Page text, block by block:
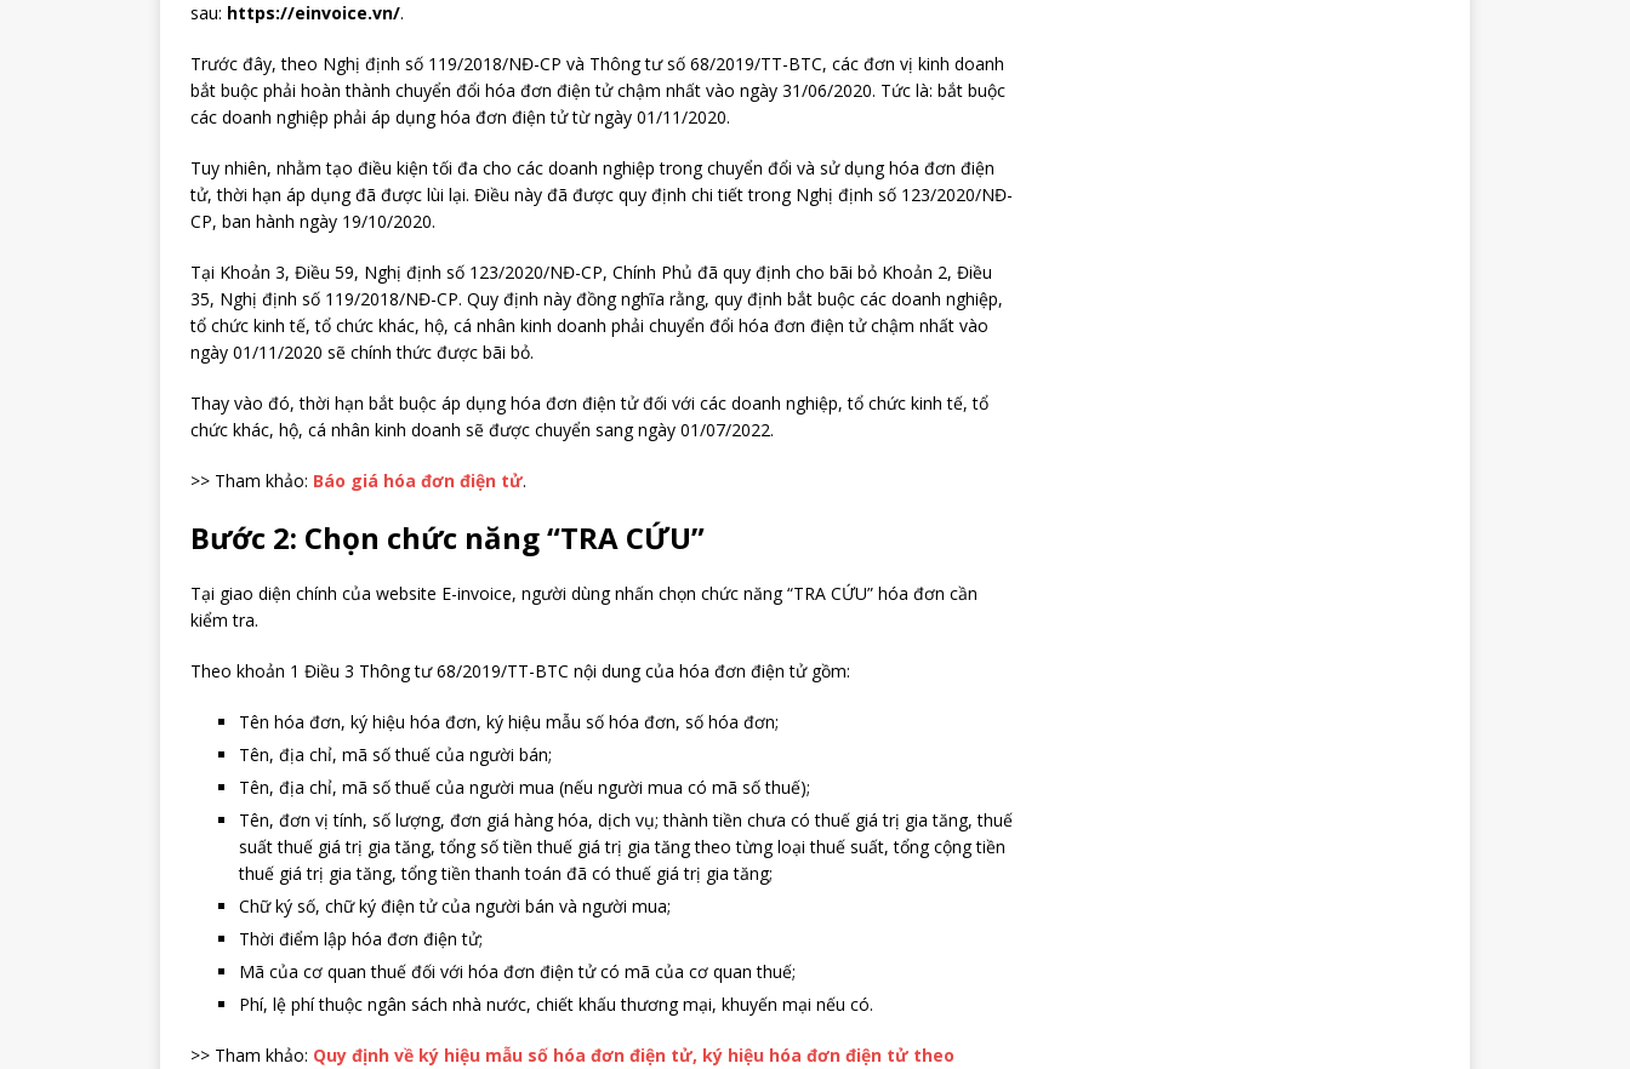
sau: https://einvoice.vn/.
Trước đây, theo Nghị định số 119/2018/NĐ-CP và Thông tư số 68/2019/TT-BTC, các đơn vị kinh doanh
bắt buộc phải hoàn thành chuyển đổi hóa đơn điện tử chậm nhất vào ngày 31/06/2020. Tức là: bắt buộc
các doanh nghiệp phải áp dụng hóa đơn điện tử từ ngày 01/11/2020.
Tuy nhiên, nhằm tạo điều kiện tối đa cho các doanh nghiệp trong chuyển đổi và sử dụng hóa đơn điện
tử, thời hạn áp dụng đã được lùi lại. Điều này đã được quy định chi tiết trong Nghị định số 123/2020/NĐ-
CP, ban hành ngày 19/10/2020.
Tại Khoản 3, Điều 59, Nghị định số 123/2020/NĐ-CP, Chính Phủ đã quy định cho bãi bỏ Khoản 2, Điều
35, Nghị định số 119/2018/NĐ-CP. Quy định này đồng nghĩa rằng, quy định bắt buộc các doanh nghiệp,
tổ chức kinh tế, tổ chức khác, hộ, cá nhân kinh doanh phải chuyển đổi hóa đơn điện tử chậm nhất vào
ngày 01/11/2020 sẽ chính thức được bãi bỏ.
Thay vào đó, thời hạn bắt buộc áp dụng hóa đơn điện tử đối với các doanh nghiệp, tổ chức kinh tế, tổ
chức khác, hộ, cá nhân kinh doanh sẽ được chuyển sang ngày 01/07/2022.
>> Tham khảo: Báo giá hóa đơn điện tử.
Bước 2: Chọn chức năng “TRA CỨU”
Tại giao diện chính của website E-invoice, người dùng nhấn chọn chức năng “TRA CỨU” hóa đơn cần
kiểm tra.
Theo khoản 1 Điều 3 Thông tư 68/2019/TT-BTC nội dung của hóa đơn điện tử gồm:
Tên hóa đơn, ký hiệu hóa đơn, ký hiệu mẫu số hóa đơn, số hóa đơn;
Tên, địa chỉ, mã số thuế của người bán;
Tên, địa chỉ, mã số thuế của người mua (nếu người mua có mã số thuế);
Tên, đơn vị tính, số lượng, đơn giá hàng hóa, dịch vụ; thành tiền chưa có thuế giá trị gia tăng, thuế
suất thuế giá trị gia tăng, tổng số tiền thuế giá trị gia tăng theo từng loại thuế suất, tổng cộng tiền
thuế giá trị gia tăng, tổng tiền thanh toán đã có thuế giá trị gia tăng;
Chữ ký số, chữ ký điện tử của người bán và người mua;
Thời điểm lập hóa đơn điện tử;
Mã của cơ quan thuế đối với hóa đơn điện tử có mã của cơ quan thuế;
Phí, lệ phí thuộc ngân sách nhà nước, chiết khấu thương mại, khuyến mại nếu có.
>> Tham khảo: Quy định về ký hiệu mẫu số hóa đơn điện tử, ký hiệu hóa đơn điện tử theo